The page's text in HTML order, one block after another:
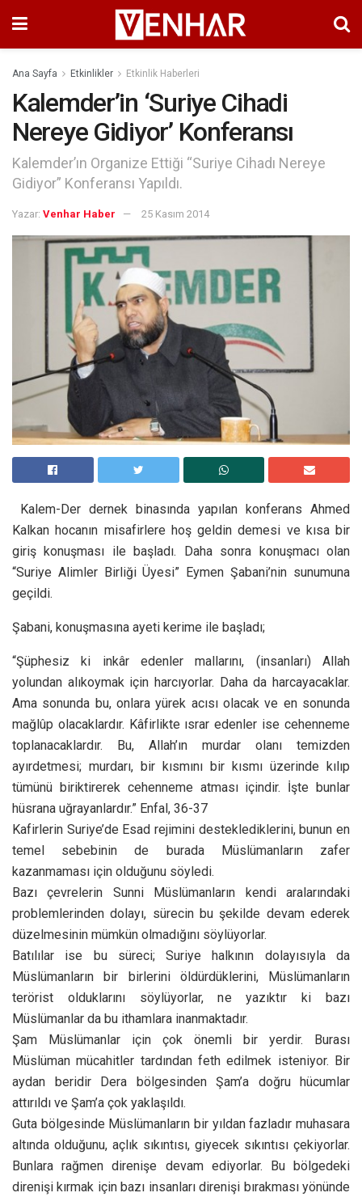
Ana Sayfa Etkinlikler Etkinlik Haberleri
Kalemder’in ‘Suriye Cihadi
Nereye Gidiyor’ Konferansı
Kalemder’ın Organize Ettiği “Suriye Cihadı Nereye
Gidiyor” Konferansı Yapıldı.
Yazar: Venhar Haber 25 Kasım 2014
Kalem-Der dernek binasında yapılan konferans Ahmed
Kalkan hocanın misafirlere hoş geldin demesi ve kısa bir
giriş konuşması ile başladı. Daha sonra konuşmacı olan
“Suriye Alimler Birliği Üyesi” Eymen Şabani’nin sunumuna
geçildi.
Şabani, konuşmasına ayeti kerime ile başladı;
“Şüphesiz ki inkâr edenler mallarını, (insanları) Allah
yolundan alıkoymak için harcıyorlar. Daha da harcayacaklar.
Ama sonunda bu, onlara yürek acısı olacak ve en sonunda
mağlûp olacaklardır. Kâfirlikte ısrar edenler ise cehenneme
toplanacaklardır. Bu, Allah’ın murdar olanı temizden
ayırdetmesi; murdarı, bir kısmını bir kısmı üzerinde kılıp
tümünü biriktirerek cehenneme atması içindir. İşte bunlar
hüsrana uğrayanlardır.” Enfal, 36-37
Kafirlerin Suriye’de Esad rejimini desteklediklerini, bunun en
temel sebebinin de burada Müslümanların zafer
kazanmaması için olduğunu söyledi.
Bazı çevrelerin Sunni Müslümanların kendi aralarındaki
problemlerinden dolayı, sürecin bu şekilde devam ederek
düzelmesinin mümkün olmadığını söylüyorlar.
Batılılar ise bu süreci; Suriye halkının dolayısıyla da
Müslümanların bir birlerini öldürdüklerini, Müslümanların
terörist olduklarını söylüyorlar, ne yazıktır ki bazı
Müslümanlar da bu ithamlara inanmaktadır.
Şam Müslümanlar için çok önemli bir yerdir. Burası
Müslüman mücahitler tardından feth edilmek isteniyor. Bir
aydan beridir Dera bölgesinden Şam’a doğru hücumlar
attırıldı ve Şam’a çok yaklaşıldı.
Guta bölgesinde Müslümanların bir yıldan fazladır muhasara
altında olduğunu, açlık sıkıntısı, giyecek sıkıntısı çekiyorlar.
Bunlara rağmen direnişe devam ediyorlar. Bu bölgedeki
direnişi kırmak için bazı insanları direnişi bırakması yönünde